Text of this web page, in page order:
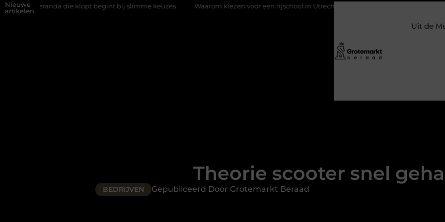
Nieuwe
artikelen
die klopt begint bij slimme keuzes Waarom kiezen voor een rijschool in Utrecht? Duurzaamheid verweven in de
Uit de
Theorie scooter snel
BEDRIJVEN Gepubliceerd Door Grotemarkt Beraad